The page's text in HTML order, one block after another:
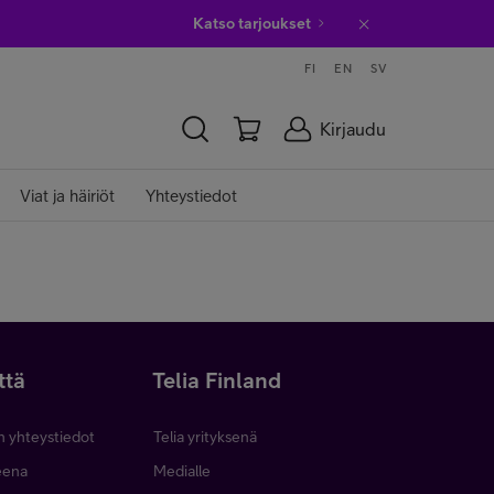
Katso tarjoukset
FI EN SV
Kirjaudu
Viat ja häiriöt Yhteystiedot
yhteystiedot
Telia Finland
Telia yrityksenä
Medialle